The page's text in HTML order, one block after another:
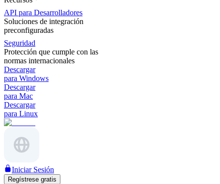
API para Desarrolladores
Soluciones de integración
preconfiguradas
Seguridad
Protección que cumple con las
normas internacionales
Descargar
para Windows
Descargar
para Mac
Descargar
para Linux
Iniciar Sesión
Regístrese gratis